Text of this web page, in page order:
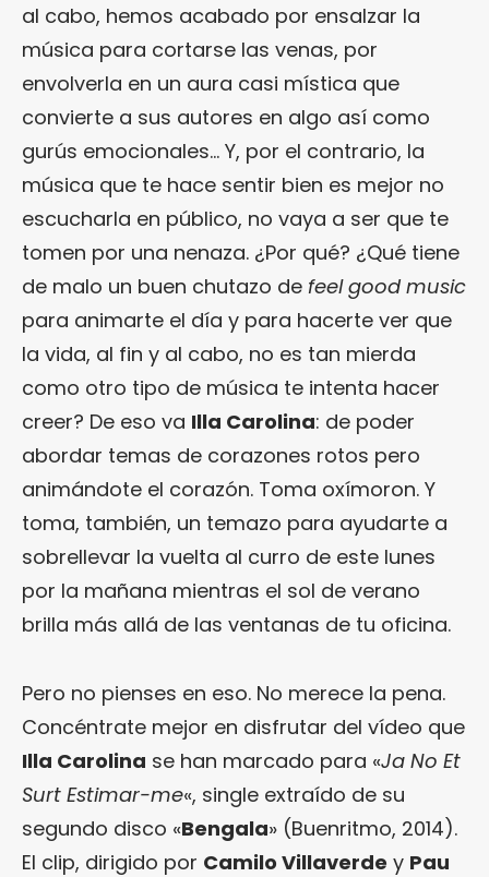
al cabo, hemos acabado por ensalzar la
música para cortarse las venas, por
envolverla en un aura casi mística que
convierte a sus autores en algo así como
gurús emocionales… Y, por el contrario, la
música que te hace sentir bien es mejor no
escucharla en público, no vaya a ser que te
tomen por una nenaza. ¿Por qué? ¿Qué tiene
de malo un buen chutazo de feel good music
para animarte el día y para hacerte ver que
la vida, al fin y al cabo, no es tan mierda
como otro tipo de música te intenta hacer
creer? De eso va Illa Carolina: de poder
abordar temas de corazones rotos pero
animándote el corazón. Toma oxímoron. Y
toma, también, un temazo para ayudarte a
sobrellevar la vuelta al curro de este lunes
por la mañana mientras el sol de verano
brilla más allá de las ventanas de tu oficina.
Pero no pienses en eso. No merece la pena.
Concéntrate mejor en disfrutar del vídeo que
Illa Carolina se han marcado para «Ja No Et
Surt Estimar-me«, single extraído de su
segundo disco «Bengala» (Buenritmo, 2014).
El clip, dirigido por Camilo Villaverde y Pau